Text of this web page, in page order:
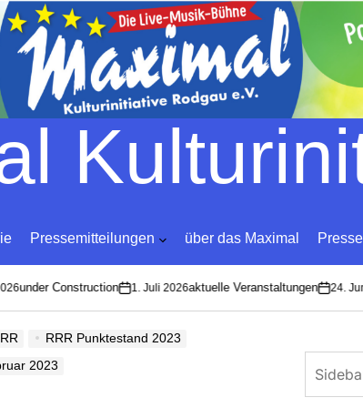
Skip
to
content
Pressemitteilungen über das Maximal
under Constructionon
1. Juli 2026aktuelle Veranstaltungenon
24.
RRR Punktestand 2023
2023